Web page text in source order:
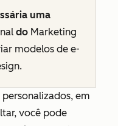
uma
do Marketing
modelos de e-
em
você pode